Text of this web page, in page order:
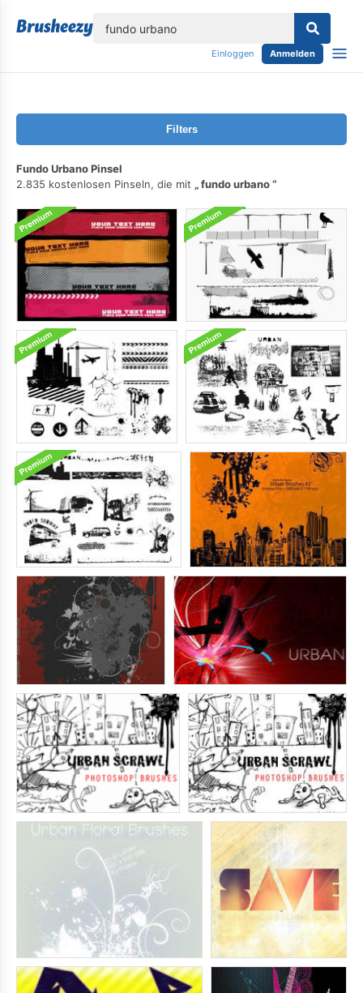
Einloggen Anmelden
Filters
Fundo Urbano Pinsel
2.835 kostenlosen Pinseln, die mit
fundo urbano